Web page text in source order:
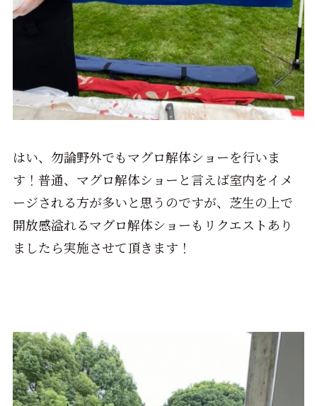
はい、勿論野外でもマグロ解体ショーを行いま
す！普通、マグロ解体ショーと言えば室内をイメ
ージされる方が多いと思うのですが、芝生の上で
開放感溢れるマグロ解体ショーもリクエストあり
ましたら実施させて頂きます！